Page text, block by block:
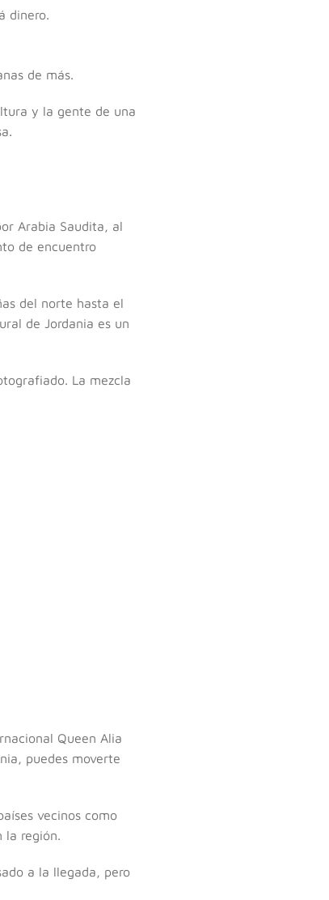
dinero.
de más.
y la gente de una
Arabia Saudita, al
de encuentro
del norte hasta el
de Jordania es un
La mezcla
Queen Alia
puedes moverte
vecinos como
la región.
a la llegada, pero